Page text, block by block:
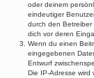
oder deinem
eindeutiger
durch den
dich vor deren
Wenn du einen
eingegebenen
Entwurf
Die IP-Adresse